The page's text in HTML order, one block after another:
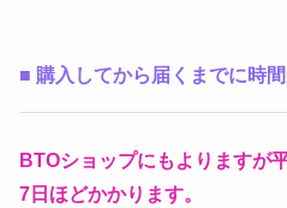
■ 購入してから届くまでに時
BTOショップにもよりますが
7日ほどかかります。